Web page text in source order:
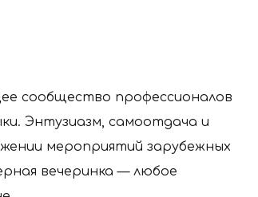
сообщество профессионалов
Энтузиазм, самоотдача и
мероприятий зарубежных
вечеринка — любое